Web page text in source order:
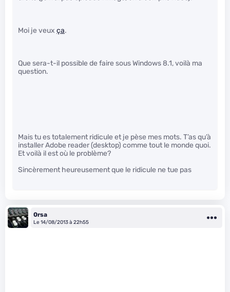
Moi je veux ça.
Que sera-t-il possible de faire sous Windows 8.1, voilà ma
question.
Mais tu es totalement ridicule et je pèse mes mots. T’as qu’à
installer Adobe reader (desktop) comme tout le monde quoi.
Et voilà il est où le problème?
Sincèrement heureusement que le ridicule ne tue pas
0rsa
Le 14/08/2013 à 22h55